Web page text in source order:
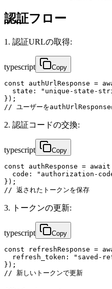
認証フロー
1. 認証URLの取得:
typescript Copy
const authUrlResponse
state: "unique-state-
});
// ユーザーをauthUrlResponse
2. 認証コードの交換:
typescript Copy
const authResponse =
code: "authorization-
});
// 返されたトークンを保存
3. トークンの更新:
typescript Copy
const refreshResponse =
refresh_token: "saved-
});
// 新しいトークンで更新